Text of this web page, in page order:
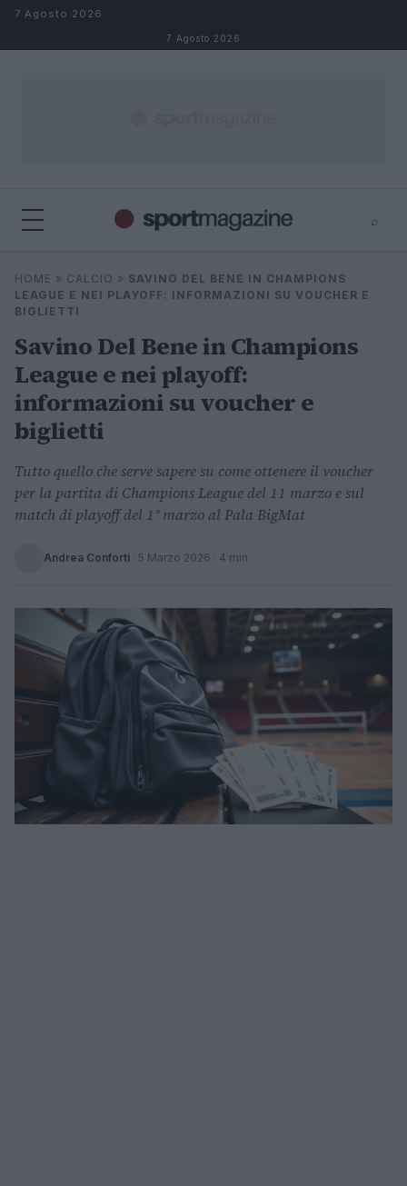
Salta al contenuto
7 Agosto 2026
7 Agosto 2026
⌕
Cerca
HOME » CALCIO » SAVINO DEL BENE IN CHAMPIONS
LEAGUE E NEI PLAYOFF: INFORMAZIONI SU VOUCHER E
BIGLIETTI
Savino Del Bene in Champions
League e nei playoff:
informazioni su voucher e
biglietti
Tutto quello che serve sapere su come ottenere il voucher
per la partita di Champions League del 11 marzo e sul
match di playoff del 1° marzo al Pala BigMat
Andrea Conforti · 5 Marzo 2026 · 4 min